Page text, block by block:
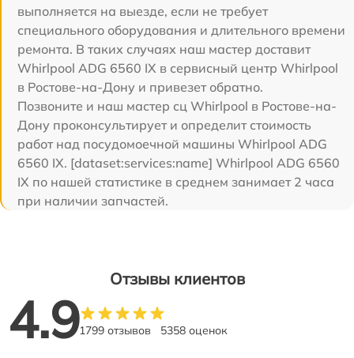
выполняется на выезде, если не требует
специального оборудования и длительного времени
ремонта. В таких случаях наш мастер доставит
Whirlpool ADG 6560 IX в сервисный центр Whirlpool
в Ростове-на-Дону и привезет обратно.
Позвоните и наш мастер сц Whirlpool в Ростове-на-
Дону проконсультирует и определит стоимость
работ над посудомоечной машины Whirlpool ADG
6560 IX. [dataset:services:name] Whirlpool ADG 6560
IX по нашей статистике в среднем занимает 2 часа
при наличии запчастей.
Отзывы клиентов
4.91799 отзывов 5358 оценок